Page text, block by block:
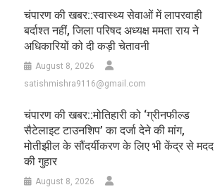
चंपारण की खबर::स्वास्थ्य सेवाओं में लापरवाही
बर्दाश्त नहीं, जिला परिषद अध्यक्ष ममता राय ने
अधिकारियों को दी कड़ी चेतावनी
August 8, 2026
satishmishra9116@gmail.com
चंपारण की खबर::मोतिहारी को ‘ग्रीनफील्ड
सैटेलाइट टाउनशिप’ का दर्जा देने की मांग,
मोतीझील के सौंदर्यीकरण के लिए भी केंद्र से मदद
की गुहार
August 8, 2026